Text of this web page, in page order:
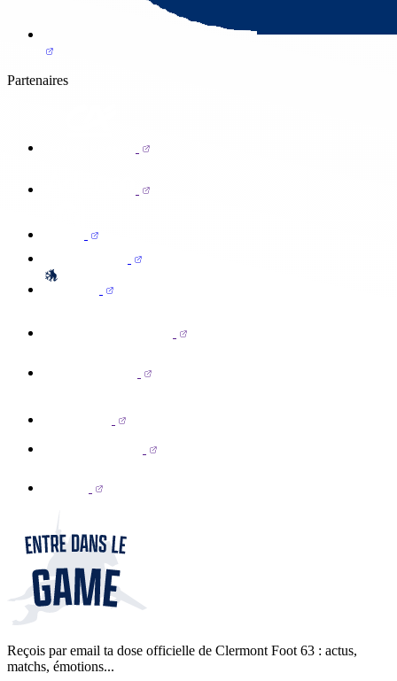
Partenaires
Reçois par email ta dose officielle de Clermont Foot 63 : actus,
matchs, émotions...